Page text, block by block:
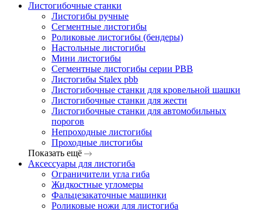
Листогибочные станки
Листогибы ручные
Сегментные листогибы
Роликовые листогибы (бендеры)
Настольные листогибы
Мини листогибы
Сегментные листогибы серии PBB
Листогибы Stalex pbb
Листогибочные станки для кровельной шашки
Листогибочные станки для жести
Листогибочные станки для автомобильных
порогов
Непроходные листогибы
Проходные листогибы
Показать ещё
Аксессуары для листогиба
Ограничители угла гиба
Жидкостные угломеры
Фальцезакаточные машинки
Роликовые ножи для листогиба